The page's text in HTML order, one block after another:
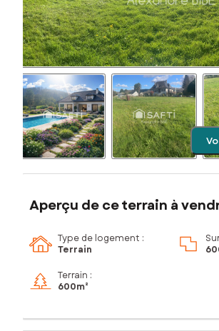
Aperçu de ce terrain à
Type de logement :
Terrain
Terrain :
600m²